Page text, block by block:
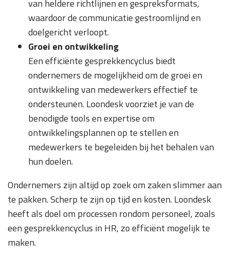
van heldere richtlijnen en gespreksformats,
waardoor de communicatie gestroomlijnd en
doelgericht verloopt.
Groei en ontwikkeling
Een efficiënte gesprekkencyclus biedt
ondernemers de mogelijkheid om de groei en
ontwikkeling van medewerkers effectief te
ondersteunen. Loondesk voorziet je van de
benodigde tools en expertise om
ontwikkelingsplannen op te stellen en
medewerkers te begeleiden bij het behalen van
hun doelen.
Ondernemers zijn altijd op zoek om zaken slimmer aan
te pakken. Scherp te zijn op tijd en kosten. Loondesk
heeft als doel om processen rondom personeel, zoals
een gesprekkencyclus in HR, zo efficiënt mogelijk te
maken.